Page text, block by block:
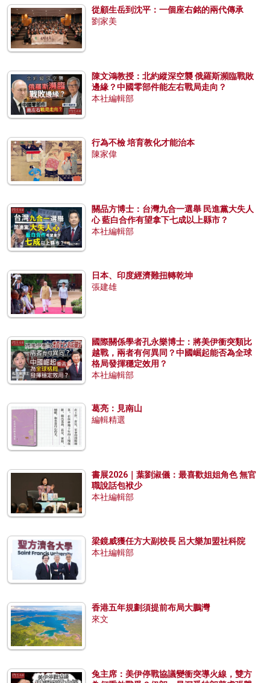
從顧生岳到沈平：一個座右銘的兩代傳承
劉家美
陳文鴻教授：北約縱深空襲 俄羅斯瀕臨戰敗
邊緣？中國零部件能左右戰局走向？
本社編輯部
行為不檢 培育教化才能治本
陳家偉
關品方博士：台灣九合一選舉 民進黨大失人
心 藍白合作有望拿下七成以上縣市？
本社編輯部
日本、印度經濟難扭轉乾坤
張建雄
國際關係學者孔永樂博士：將美伊衝突類比
越戰，兩者有何異同？中國崛起能否為全球
格局發揮穩定效用？
本社編輯部
葛亮：見南山
編輯精選
書展2026｜葉劉淑儀：最喜歡姐姐角色 無官
職說話包袱少
本社編輯部
梁鏡威獲任方大副校長 呂大樂加盟社科院
本社編輯部
香港五年規劃須提前布局大鵬灣
來文
兔主席：美伊停戰協議變衝突導火線，雙方